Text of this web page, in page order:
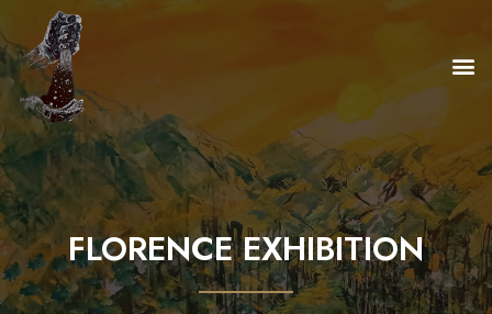
to
content
FLORENCE EXHIBITION